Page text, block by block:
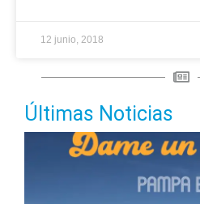
12 junio, 2018
Últimas Noticias